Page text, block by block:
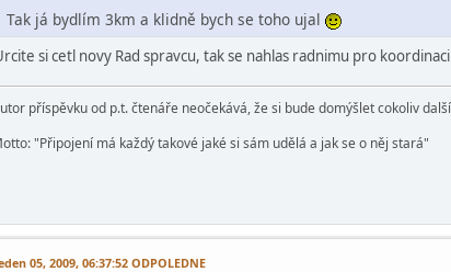
Tak já bydlím 3km a klidně bych se toho ujal
si cetl novy Rad spravcu, tak se nahlas radnimu pro
příspěvku od p.t. čtenáře neočekává, že si bude domýšlet cokoliv
"Připojení má každý takové jaké si sám udělá a jak se o něj stará"
05, 2009, 06:37:52 ODPOLEDNE